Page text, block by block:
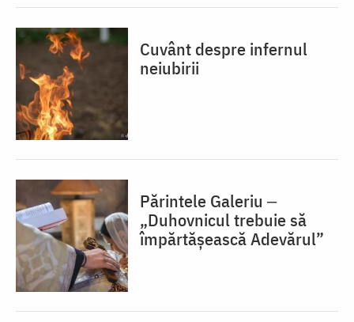
Cuvânt despre infernul
neiubirii
Părintele Galeriu ‒
„Duhovnicul trebuie să
împărtășească Adevărul”